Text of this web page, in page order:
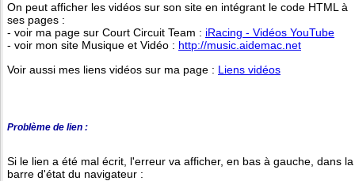
On peut afficher les vidéos sur son site en intégrant le code HTML à
ses pages :
- voir ma page sur Court Circuit Team : iRacing - Vidéos YouTube
- voir mon site Musique et Vidéo : http://music.aidemac.net
Voir aussi mes liens vidéos sur ma page : Liens vidéos
Problème de lien :
Si le lien a été mal écrit, l'erreur va afficher, en bas à gauche, dans la
barre d'état du navigateur :